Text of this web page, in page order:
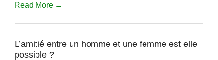
Read More →
L’amitié entre un homme et une femme est-elle
possible ?